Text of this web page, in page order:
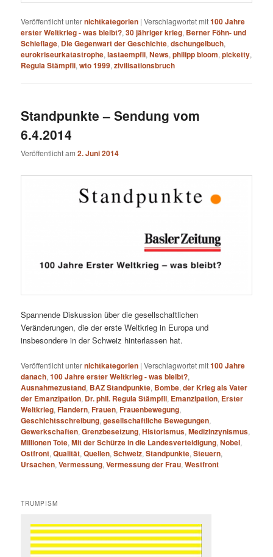
Veröffentlicht unternichtkategorien |Verschlagwortet mit100 Jahre
erster Weltkrieg - was bleibt?,30 jähriger krieg, Berner Föhn- und
Schieflage, Die Gegenwart der Geschichte,dschungelbuch,
eurokriseurkatastrophe,lastaempfli,News,philipp bloom,picketty,
Regula Stämpfli,wto 1999,zivilisationsbruch
Standpunkte – Sendung vom
6.4.2014
Veröffentlicht am2. Juni 2014
Spannende Diskussion über die gesellschaftlichen
Veränderungen, die der erste Weltkrieg in Europa und
insbesondere in der Schweiz hinterlassen hat.
Veröffentlicht unternichtkategorien |Verschlagwortet mit100 Jahre
danach,100 Jahre erster Weltkrieg - was bleibt?,
Ausnahmezustand, BAZ Standpunkte, Bombe,der Krieg als Vater
der Emanzipation, Dr. phil. Regula Stämpfli, Emanzipation, Erster
Weltkrieg,Flandern,Frauen,Frauenbewegung,
Geschichtsschreibung,gesellschaftliche Bewegungen,
Gewerkschaften,Grenzbesetzung,Historismus,Medizinzynismus,
Millionen Tote,Mit der Schürze in die Landesverteidigung,Nobel,
Ostfront,Qualität,Quellen,Schweiz,Standpunkte,Steuern,
Ursachen,Vermessung,Vermessung der Frau,Westfront
TRUMPISM